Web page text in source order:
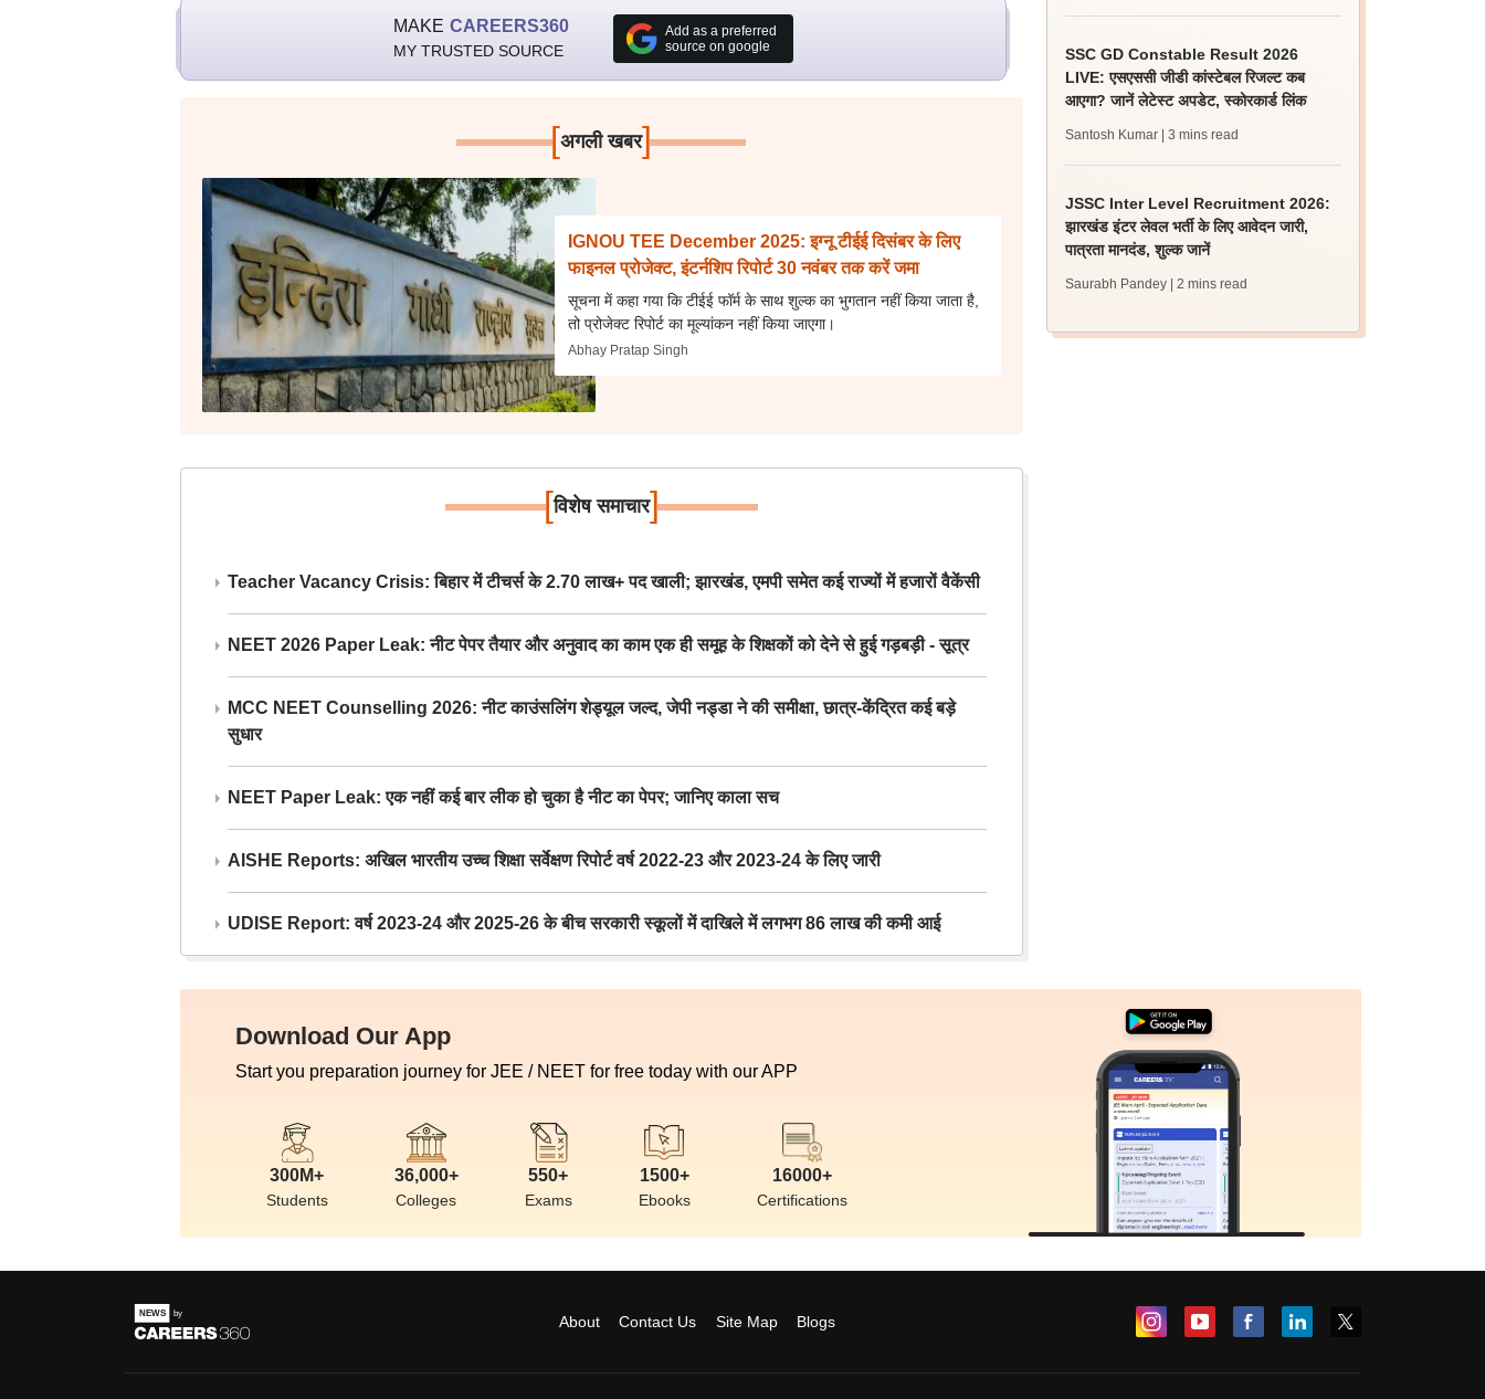
MAKE CAREERS360
MY TRUSTED SOURCE
Add as a preferred
source on google
[अगली खबर]
IGNOU TEE December 2025: इग्नू टीईई दिसंबर के लिए
फाइनल प्रोजेक्ट, इंटर्नशिप रिपोर्ट 30 नवंबर तक करें जमा
सूचना में कहा गया कि टीईई फॉर्म के साथ शुल्क का भुगतान नहीं किया जाता है,
तो प्रोजेक्ट रिपोर्ट का मूल्यांकन नहीं किया जाएगा।
Abhay Pratap Singh
[विशेष समाचार]
Teacher Vacancy Crisis: बिहार में टीचर्स के 2.70 लाख+ पद खाली; झारखंड, एमपी समेत कई राज्यों में हजारों वैकेंसी
NEET 2026 Paper Leak: नीट पेपर तैयार और अनुवाद का काम एक ही समूह के शिक्षकों को देने से हुई गड़बड़ी - सूत्र
MCC NEET Counselling 2026: नीट काउंसलिंग शेड्यूल जल्द, जेपी नड्डा ने की समीक्षा, छात्र-केंद्रित कई बड़े
सुधार
NEET Paper Leak: एक नहीं कई बार लीक हो चुका है नीट का पेपर; जानिए काला सच
AISHE Reports: अखिल भारतीय उच्च शिक्षा सर्वेक्षण रिपोर्ट वर्ष 2022-23 और 2023-24 के लिए जारी
UDISE Report: वर्ष 2023-24 और 2025-26 के बीच सरकारी स्कूलों में दाखिले में लगभग 86 लाख की कमी आई
SSC GD Constable Result 2026
LIVE: एसएससी जीडी कांस्टेबल रिजल्ट कब
आएगा? जानें लेटेस्ट अपडेट, स्कोरकार्ड लिंक
Santosh Kumar | 3 mins read
JSSC Inter Level Recruitment 2026:
झारखंड इंटर लेवल भर्ती के लिए आवेदन जारी,
पात्रता मानदंड, शुल्क जानें
Saurabh Pandey | 2 mins read
Download Our App
Start you preparation journey for JEE / NEET for free today with our APP
300M+
Students
36,000+
Colleges
550+
Exams
1500+
Ebooks
16000+
Certifications
About Contact Us Site Map Blogs